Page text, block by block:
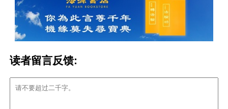
读者留言反馈: